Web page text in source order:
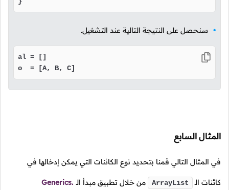
سنحصل على النتيجة التالية عند التشغيل.
al = []
o  = [A, B, C]
المثال السابع
في المثال التالي قمنا بتحديد نوع الكائنات التي يمكن إدخالها في
كائنات الـ ArrayList من خلال تطبيق مبدأ الـ Generics.